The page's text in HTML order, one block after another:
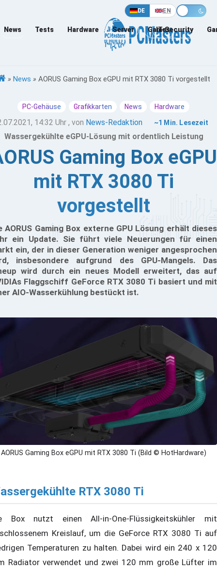
DE EN
News Tests Hardware Server Games
IT-Security
» News » AORUS Gaming Box eGPU mit RTX 3080 Ti vorgestellt
PC-Gehäuse Grafikkarten News Hardware
14:32 Uhr , von News-Redaktion ~1 Min. Lesezeit
Wassergekühlte eGPU-Lösung mit ordentlich Leistung
Gaming Box eGPU
mit RTX 3080 Ti
vorgestellt
AORUS Gaming Box externe GPU Lösung erhält dieses
ein Update. Sie führt viele Neuerungen für einen
ein, der in dieser Generation weniger angesprochen
insbesondere aufgrund des GPU-Mangels. Das
wird durch ein neues Modell erweitert, das auf
Flaggschiff GeForce RTX 3080 Ti basiert und mit
AIO-Wasserkühlung bestückt ist.
AORUS Gaming Box eGPU mit RTX 3080 Ti (Bild © HotHardware)
RTX 3080 Ti
Box nutzt einen All-in-One-Flüssigkeitskühler mit
Kreislauf, um die GeForce RTX 3080 Ti auf
Temperaturen zu halten. Dabei wird ein 240 x 120
Radiator verwendet und zwei 120 mm große Lüfter im